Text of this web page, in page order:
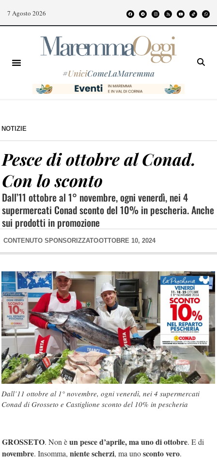
7 Agosto 2026
#UniciComeLaMaremma
NOTIZIE
Pesce di ottobre al Conad.
Con lo sconto
Dall’11 ottobre al 1° novembre, ogni venerdì, nei 4
supermercati Conad sconto del 10% in pescheria. Anche
sui prodotti in promozione
CONTENUTO SPONSORIZZATOOTTOBRE 10, 2024
Dall’11 ottobre al 1° novembre, ogni venerdì, nei 4 supermercati
Conad di Grosseto e Castiglione sconto del 10% in pescheria
GROSSETO. Non èun pesce d’aprile, ma uno di ottobre. E di
novembre. Insomma, niente scherzi, ma unosconto vero.